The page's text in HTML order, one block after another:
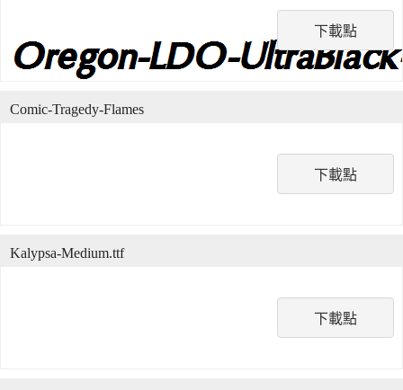
下載點
下載點
Comic-Tragedy-Flames
下載點
Kalypsa-Medium.ttf